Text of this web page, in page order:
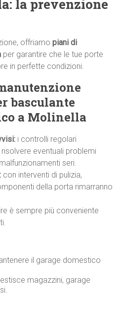
la prevenzione
offriamopiani di
per garantire che le tue porte
in perfette condizioni.
basculante
a Molinella
i controlli regolari
eventuali problemi
seri.
con interventi di pulizia,
della porta rimarranno
è sempre più conveniente
il garage domestico
magazzini, garage